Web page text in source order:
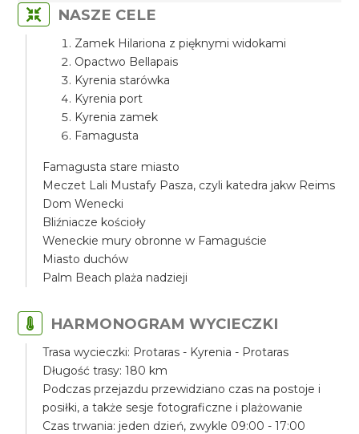
NASZE CELE
Zamek Hilariona z pięknymi widokami
Opactwo Bellapais
Kyrenia starówka
Kyrenia port
Kyrenia zamek
Famagusta
Famagusta stare miasto
Meczet Lali Mustafy Pasza, czyli katedra jakw Reims
Dom Wenecki
Bliźniacze kościoły
Weneckie mury obronne w Famaguście
Miasto duchów
Palm Beach plaża nadzieji
HARMONOGRAM WYCIECZKI
Trasa wycieczki: Protaras - Kyrenia - Protaras
Długość trasy: 180 km
Podczas przejazdu przewidziano czas na postoje i
posiłki, a także sesje fotograficzne i plażowanie
Czas trwania: jeden dzień, zwykle 09:00 - 17:00